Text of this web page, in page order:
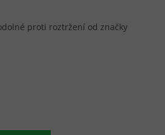
proti roztržení od značky